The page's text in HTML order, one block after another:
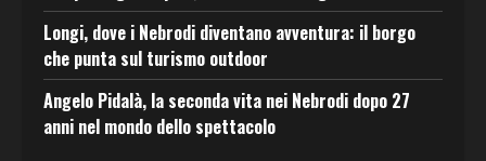
Longi, dove i Nebrodi diventano avventura: il borgo
che punta sul turismo outdoor
Angelo Pidalà, la seconda vita nei Nebrodi dopo 27
anni nel mondo dello spettacolo